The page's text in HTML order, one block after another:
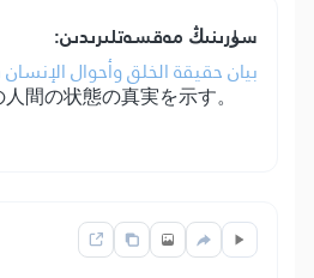
سۈرىنىڭ مەقسەتلىرىدىن:
بيان حقيقة الخلق وأحوال الإنسان
間の状態の真実を示す。